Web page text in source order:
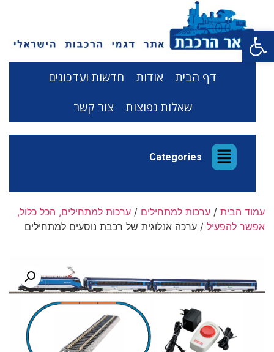
פתח סרגל נגישות
דף הבית אודות
חדשות ועדכונים
שאלות נפוצות
צור קשר
Categories
עמוד הבית / ערכות למתחילים / ערכות למתחילים, הכל כלול,
אפשר להפעיל / ערכה אנלוגית של רכבת נוסעים למתחילים